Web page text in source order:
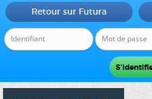
Retour sur Futura